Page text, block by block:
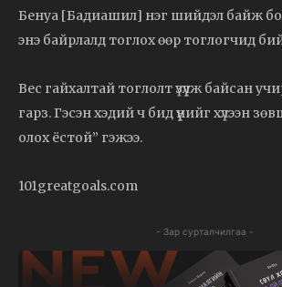
Бенуа [Бадиашил] нэг шийдэл байж
энэ байрлалд тоглох өөр тоглогчид
Вес гайхалтай тоглолт үзүүлж байсан
гарз. Гэсэн хэдий ч бид үүнийг хүлээн
олох ёстой” гэжээ.
101greatgoals.com
- Зар сурталчилгаа -